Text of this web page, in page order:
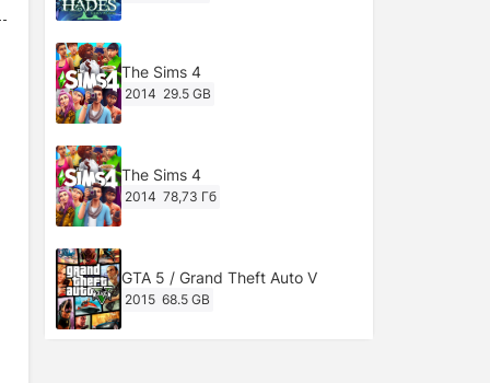
The Sims 4
2014 29.5 GB
The Sims 4
2014 78,73 Гб
GTA 5 / Grand Theft Auto V
2015 68.5 GB